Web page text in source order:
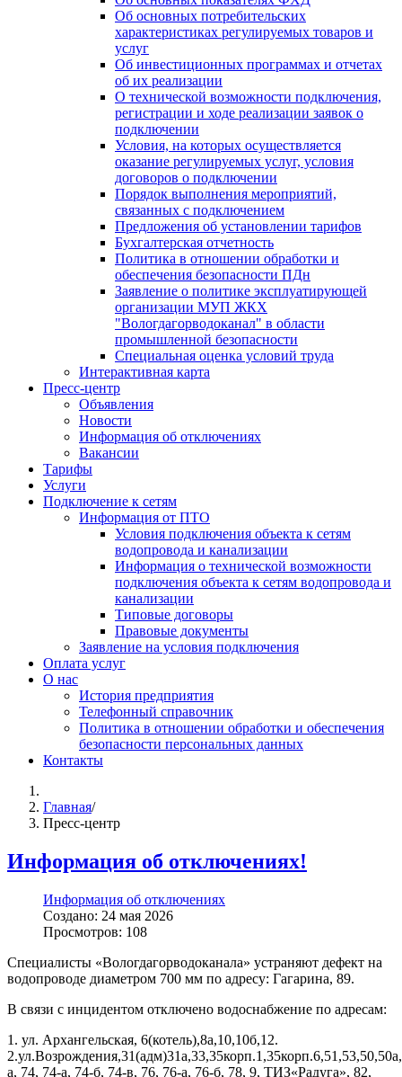
Об основных потребительских
характеристиках регулируемых товаров и
услуг
Об инвестиционных программах и отчетах
об их реализации
О технической возможности подключения,
регистрации и ходе реализации заявок о
подключении
Условия, на которых осуществляется
оказание регулируемых услуг, условия
договоров о подключении
Порядок выполнения мероприятий,
связанных с подключением
Предложения об установлении тарифов
Бухгалтерская отчетность
Политика в отношении обработки и
обеспечения безопасности ПДн
Заявление о политике эксплуатирующей
организации МУП ЖКХ
"Вологдагорводоканал" в области
промышленной безопасности
Специальная оценка условий труда
Интерактивная карта
Пресс-центр
Объявления
Новости
Информация об отключениях
Вакансии
Тарифы
Услуги
Подключение к сетям
Информация от ПТО
Условия подключения объекта к сетям
водопровода и канализации
Информация о технической возможности
подключения объекта к сетям водопровода и
канализации
Типовые договоры
Правовые документы
Заявление на условия подключения
Оплата услуг
О нас
История предприятия
Телефонный справочник
Политика в отношении обработки и обеспечения
безопасности персональных данных
Контакты
Главная/
Пресс-центр
Информация об отключениях!
Информация об отключениях
Создано: 24 мая 2026
Просмотров: 108
Специалисты «Вологдагорводоканала» устраняют дефект на
водопроводе диаметром 700 мм по адресу: Гагарина, 89.
В связи с инцидентом отключено водоснабжение по адресам:
1. ул. Архангельская, 6(котель),8а,10,10б,12.
а, 74, 74-а, 74-б, 74-в, 76, 76-а, 76-б, 78, 9, ТИЗ«Радуга», 82,